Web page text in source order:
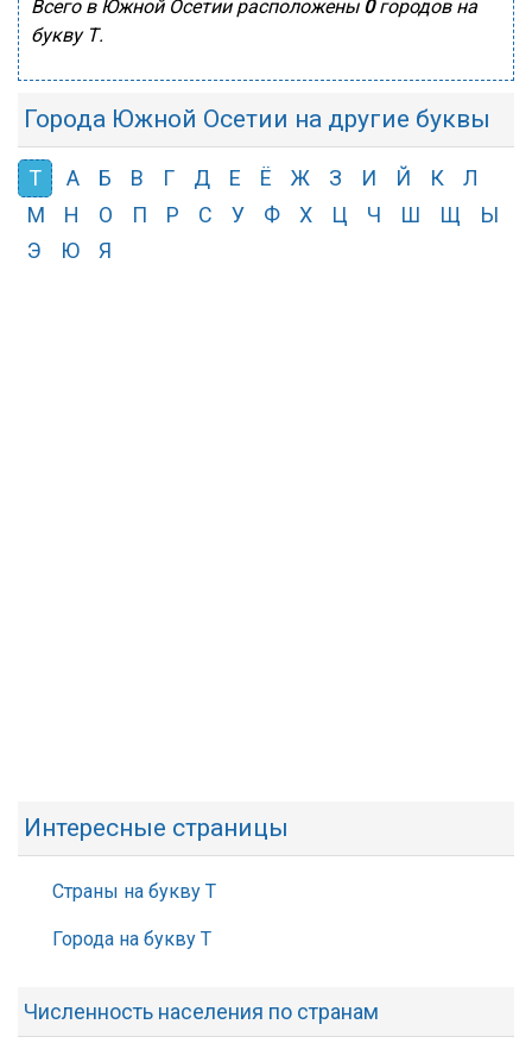
Всего в Южной Осетии расположены 0городов на
букву Т.
Города Южной Осетии на другие буквы
Т А Б В Г Д Е Ё Ж З И Й К
Л
М
Н О П Р С У Ф Х Ц Ч Ш Щ
Ы
Э
Ю Я
Интересные страницы
Страны на букву Т
Города на букву Т
Численность населения по странам